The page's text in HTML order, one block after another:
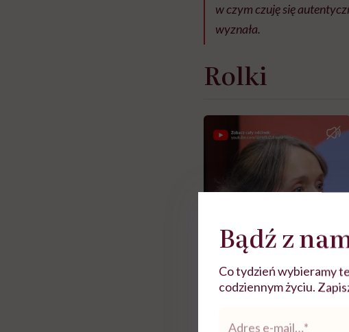
w czym czuję się
wyznała.
Rolki
Bądź z
Co tydzień wybieramy
codziennym życiu.